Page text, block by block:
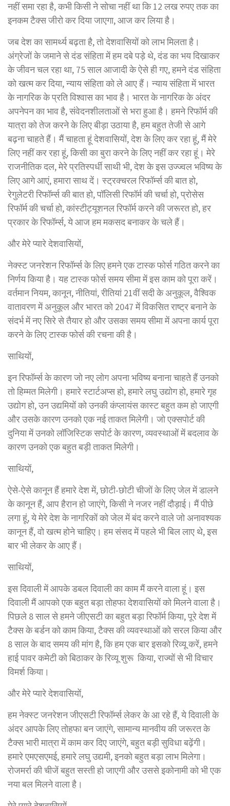
नहीं समा रहा है, कभी किसी ने सोचा नहीं था कि 12 लख रुपए तक का
इनकम टैक्स जीरो कर दिया जाएगा, आज कर लिया है।
जब देश का सामर्थ्य बढ़ता है, तो देशवासियों को लाभ मिलता है।
अंग्रेजों के जमाने से दंड संहिता में हम दबे पड़े थे, दंड का भय दिखाकर
के जीवन चल रहा था, 75 साल आजादी के ऐसे ही गए, हमने दंड संहिता
को खत्म कर दिया, न्याय संहिता को ले आए हैं। न्याय संहिता में भारत
के नागरिक के प्रति विश्वास का भाव है। भारत के नागरिक के अंदर
अपनेपन का भाव है, संवेदनशीलताओं से भरा हुआ है। हमने रिफॉर्म की
यात्रा को तेज करने के लिए बीड़ा उठाया है, हम बहुत तेजी से आगे
बढ़ना चाहते हैं। मैं चाहता हूं देशवासियों, देश के लिए कर रहा हूं, मैं मेरे
लिए नहीं कर रहा हूं, किसी का बुरा करने के लिए नहीं कर रहा हूं। मेरे
राजनीतिक दल, मेरे प्रतिस्पर्धी साथी भी, देश के इस उज्ज्वल भविष्य के
लिए आगे आएं, हमारा साथ दें। स्ट्रक्चरल रिफॉर्म्स की बात हो,
रेगुलेटरी रिफॉर्म्स की बात हो, पॉलिसी रिफॉर्म की चर्चा हो, प्रोसेस
रिफॉर्म की चर्चा हो, कांस्टीट्यूशनल रिफॉर्म करने की जरूरत हो, हर
प्रकार के रिफॉर्म्स, ये आज हम मकसद बनाकर के चले हैं।
और मेरे प्यारे देशवासियों,
नेक्स्ट जनरेशन रिफॉर्म्स के लिए हमने एक टास्क फोर्स गठित करने का
निर्णय किया है। यह टास्क फोर्स समय सीमा में इस काम को पूरा करें।
वर्तमान नियम, कानून, नीतियां, रीतियां 21वीं सदी के अनुकूल, वैश्विक
वातावरण में अनुकूल और भारत को 2047 में विकसित राष्ट्र बनाने के
संदर्भ में नए सिरे से तैयार हो और उसका समय सीमा में अपना कार्य पूरा
करने के लिए टास्क फोर्स की रचना की है।
साथियों,
इन रिफॉर्म्स के कारण जो नए लोग अपना भविष्य बनाना चाहते हैं उनको
तो हिम्मत मिलेगी। हमारे स्टार्टअप्स हो, हमारे लघु उद्योग हो, हमारे गृह
उद्योग हो, उन उद्यमियों को उनकी कंप्लायंस कास्ट बहुत कम हो जाएगी
और उसके कारण उनको एक नई ताकत मिलेगी। जो एक्सपोर्ट की
दुनिया में उनको लॉजिस्टिक सपोर्ट के कारण, व्यवस्थाओं में बदलाव के
कारण उनको एक बहुत बड़ी ताकत मिलेगी।
साथियों,
ऐसे-ऐसे कानून हैं हमारे देश में, छोटी-छोटी चीजों के लिए जेल में डालने
के कानून हैं, आप हैरान हो जाएंगे, किसी ने नजर नहीं दौड़ाई। मैं पीछे
लगा हूं, ये मेरे देश के नागरिकों को जेल में बंद करने वाले जो अनावश्यक
कानून हैं, वो खत्म होने चाहिए। हम संसद में पहले भी बिल लाए थे, इस
बार भी लेकर के आए हैं।
साथियों,
इस दिवाली में आपके डबल दिवाली का काम मैं करने वाला हूं। इस
दिवाली मैं आपको एक बहुत बड़ा तोहफा देशवासियों को मिलने वाला है।
पिछले 8 साल से हमने जीएसटी का बहुत बड़ा रिफॉर्म किया, पूरे देश में
टैक्स के बर्डन को काम किया, टैक्स की व्यवस्थाओं को सरल किया और
8 साल के बाद समय की मांग है, कि हम एक बार इसको रिव्यू करें, हमने
हाई पावर कमेटी को बिठाकर के रिव्यू शुरू किया, राज्यों से भी विचार
विमर्श किया।
और मेरे प्यारे देशवासियों,
हम नेक्स्ट जनरेशन जीएसटी रिफॉर्म्स लेकर के आ रहे हैं, ये दिवाली के
अंदर आपके लिए तोहफा बन जाएंगे, सामान्य मानवीय की जरूरत के
टैक्स भारी मात्रा में काम कर दिए जाएंगे, बहुत बड़ी सुविधा बढ़ेंगी।
हमारे एमएसएमई, हमारे लघु उद्यमी, इनको बहुत बड़ा लाभ मिलेगा।
रोजमर्रा की चीजें बहुत सस्ती हो जाएगी और उससे इकोनामी को भी एक
नया बल मिलने वाला है।